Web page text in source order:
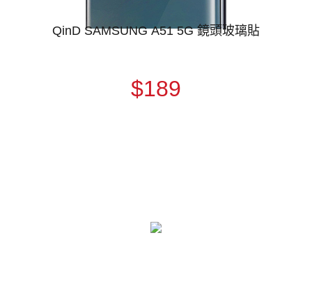
QinD SAMSUNG A51 5G 鏡頭玻璃貼
$189